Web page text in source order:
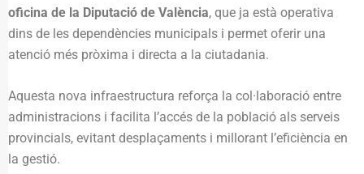
oficina de la Diputació de València, que ja està operativa
dins de les dependències municipals i permet oferir una
atenció més pròxima i directa a la ciutadania.
Aquesta nova infraestructura reforça la col·laboració entre
administracions i facilita l’accés de la població als serveis
provincials, evitant desplaçaments i millorant l’eficiència en
la gestió.